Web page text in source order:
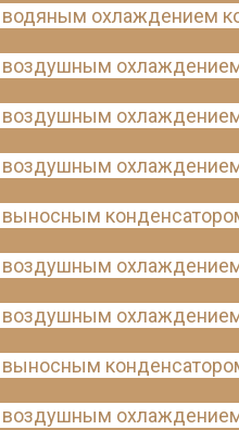
охлаждением
охлаждением
охлаждением
охлаждением
охлаждением
охлаждением
охлаждением